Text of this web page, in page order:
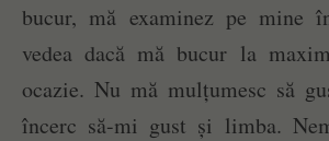
bucur, mă examinez pe mine
vedea dacă mă bucur la
ocazie. Nu mă mulțumesc să
încerc să-mi gust și limba.